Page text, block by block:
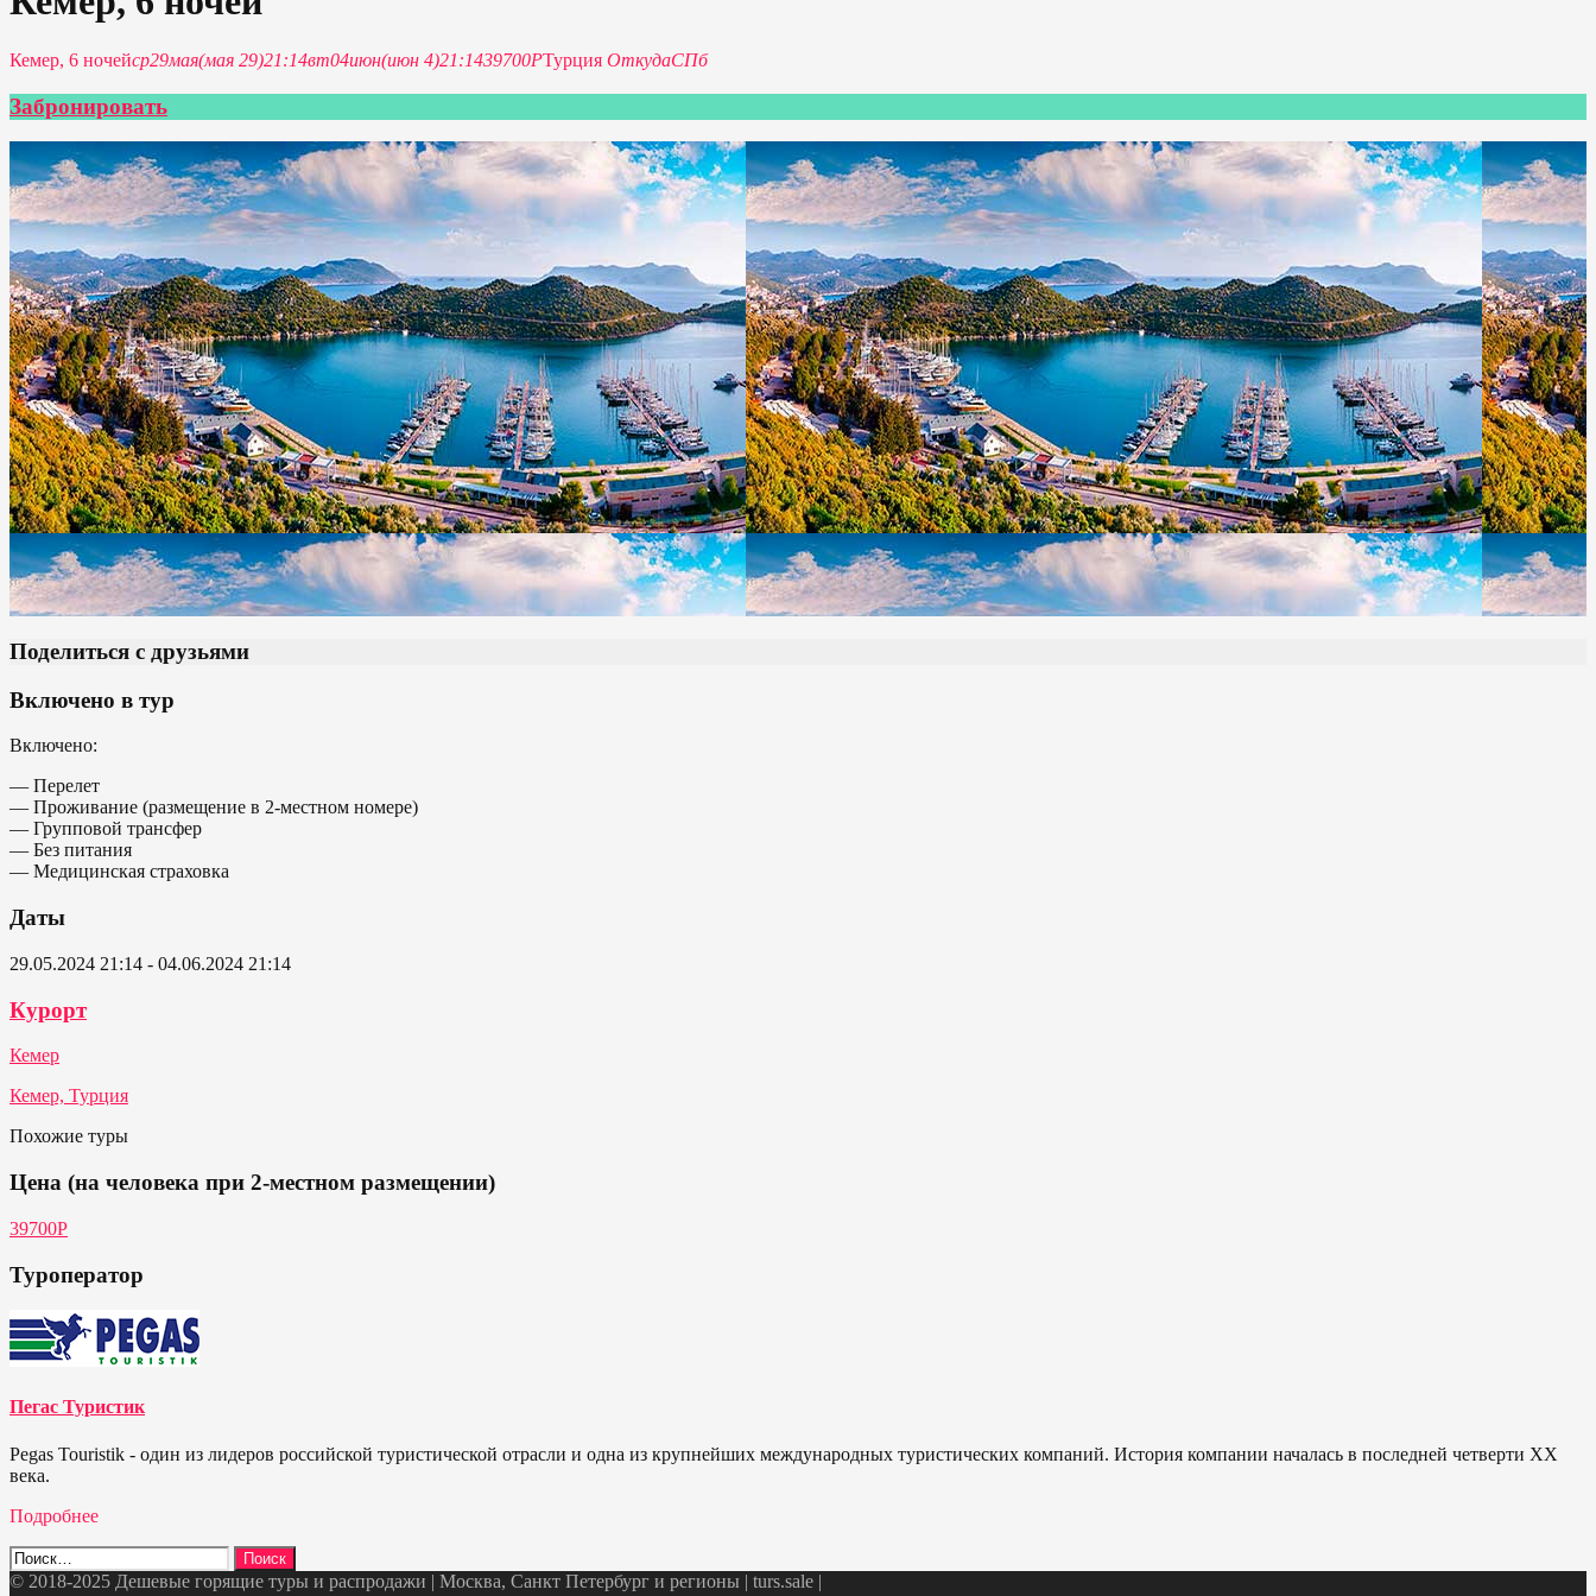
Кемер, 6 ночейср29мая(мая 29)21:14вт04июн(июн 4)21:1439700РТурция ОткудаСПб
Забронировать
Поделиться с друзьями
Включено в тур
Включено:
— Перелет
— Проживание (размещение в 2-местном номере)
— Групповой трансфер
— Без питания
— Медицинская страховка
Даты
29.05.2024 21:14 - 04.06.2024 21:14
Курорт
Кемер
Кемер, Турция
Похожие туры
Цена (на человека при 2-местном размещении)
39700Р
Туроператор
Пегас Туристик
Pegas Touristik - один из лидеров российской туристической отрасли и одна из крупнейших международных туристических компаний. История компании началась в последней четверти ХХ
века.
Подробнее
Найти:
© 2018-2025 Дешевые горящие туры и распродажи | Москва, Санкт Петербург и регионы | turs.sale |